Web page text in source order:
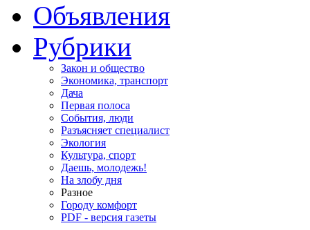
Объявления
Рубрики
Закон и общество
Экономика, транспорт
Дача
Первая полоса
События, люди
Разъясняет специалист
Экология
Культура, спорт
Даешь, молодежь!
На злобу дня
Разное
Городу комфорт
PDF - версия газеты